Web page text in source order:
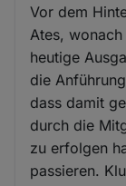
Vor dem
Ates,
heutige
die
dass damit
durch die
zu erfolgen
passieren.